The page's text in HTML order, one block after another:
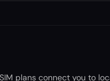
plans connect you to